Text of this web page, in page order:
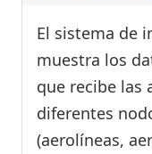
El sistema de
muestra los
que recibe las
diferentes
(aerolíneas,